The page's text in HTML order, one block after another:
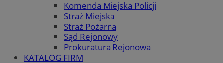
Komenda Miejska Policji
Straż Miejska
Straż Pożarna
Sąd Rejonowy
Prokuratura Rejonowa
KATALOG FIRM